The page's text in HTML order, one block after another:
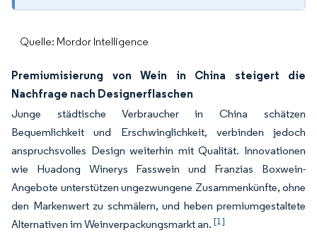
Quelle: Mordor Intelligence
Premiumisierung von Wein in China steigert die
Nachfrage nach Designerflaschen
Junge städtische Verbraucher in China schätzen
Bequemlichkeit und Erschwinglichkeit, verbinden jedoch
anspruchsvolles Design weiterhin mit Qualität. Innovationen
wie Huadong Winerys Fasswein und Franzias Boxwein-
Angebote unterstützen ungezwungene Zusammenkünfte, ohne
den Markenwert zu schmälern, und heben premiumgestaltete
Alternativen im Weinverpackungsmarkt an. [1]